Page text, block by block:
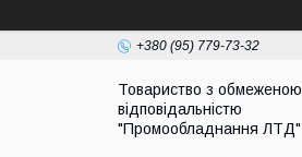
+380 (95) 779-73-32
Товариство з обмеженою
відповідальністю
"Промообладнання ЛТД"